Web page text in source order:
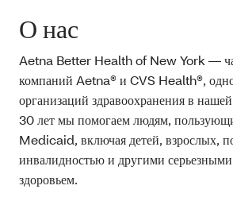
О нас
Aetna Better Health of New York —
компаний Aetna® и CVS Health®,
организаций здравоохранения в
30 лет мы помогаем людям,
Medicaid, включая детей, взрослых,
инвалидностью и другими
здоровьем.